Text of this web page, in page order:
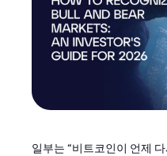
일부는 “비트코인이 언제